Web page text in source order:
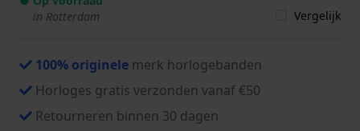
in Rotterdam
Vergelijk
100% originele merk horlogebanden
Horloges gratis verzonden vanaf €50
Retourneren binnen 30 dagen